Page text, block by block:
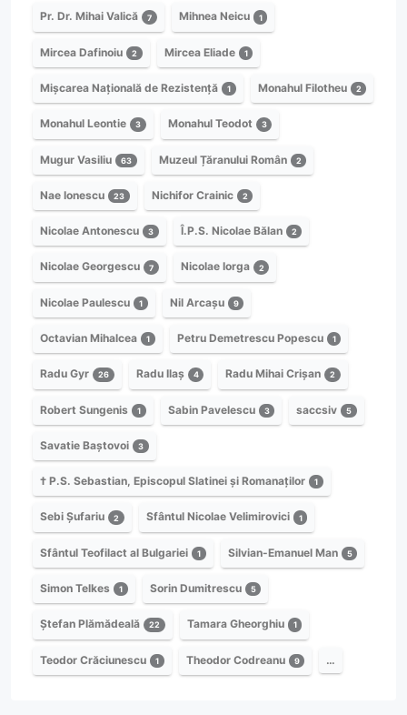
Pr. Dr. Mihai Valică 7 Mihnea Neicu 1
Mircea Dafinoiu 2 Mircea Eliade 1
Mișcarea Națională de Rezistență 1 Monahul Filotheu 2
Monahul Leontie 3 Monahul Teodot 3
Mugur Vasiliu 63 Muzeul Țăranului Român 2
Nae Ionescu 23 Nichifor Crainic 2
Nicolae Antonescu 3 Î.P.S. Nicolae Bălan 2
Nicolae Georgescu 7 Nicolae Iorga 2
Nicolae Paulescu 1 Nil Arcașu 9
Octavian Mihalcea 1 Petru Demetrescu Popescu 1
Radu Gyr 26 Radu Ilaș 4 Radu Mihai Crișan 2
Robert Sungenis 1 Sabin Pavelescu 3 saccsiv 5
Savatie Baștovoi 3
† P.S. Sebastian, Episcopul Slatinei și Romanaților 1
Sebi Șufariu 2 Sfântul Nicolae Velimirovici 1
Sfântul Teofilact al Bulgariei 1 Silvian-Emanuel Man 5
Simon Telkes 1 Sorin Dumitrescu 5
Ștefan Plămădeală 22 Tamara Gheorghiu 1
Teodor Crăciunescu 1 Theodor Codreanu 9 …